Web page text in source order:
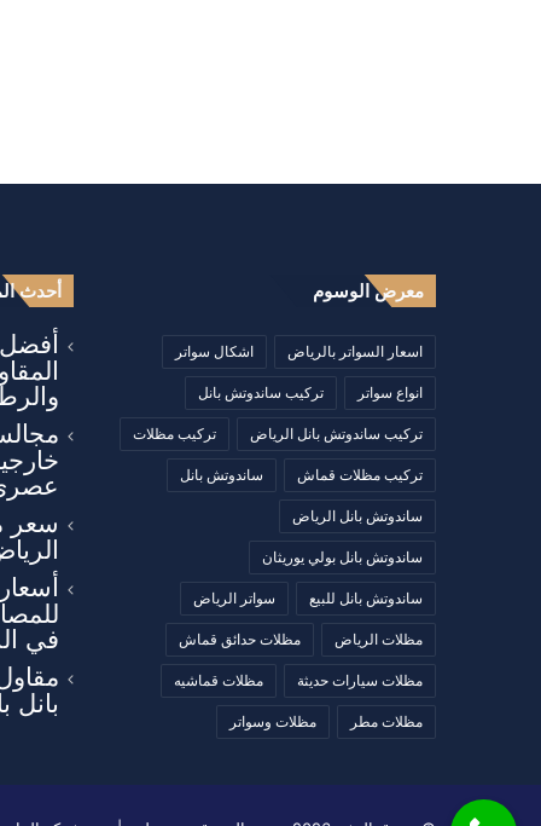
معرض الوسوم
اسعار السواتر بالرياض اشكال سواتر
انواع سواتر تركيب ساندوتش بانل
تركيب ساندوتش بانل الرياض تركيب مظلات
تركيب مظلات قماش ساندوتش بانل
ساندوتش بانل الرياض
ساندوتش بانل بولي يوريثان
ساندوتش بانل للبيع سواتر الرياض
مظلات الرياض مظلات حدائق قماش
مظلات سيارات حديثة مظلات قماشيه
مظلات مطر مظلات وسواتر
أحدث
أفضل
سعر
في
بانل